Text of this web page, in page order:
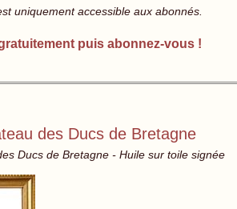
uniquement accessible aux abonnés.
puis abonnez-vous !
des Ducs de Bretagne
Ducs de Bretagne - Huile sur toile signée